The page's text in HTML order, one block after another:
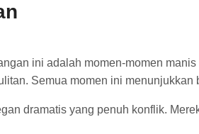
ini adalah momen-momen
Semua momen ini menunjukkan
dramatis yang penuh konflik.